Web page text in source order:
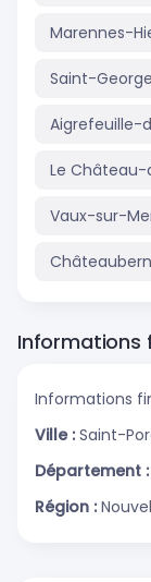
Marennes-
Saint-
Aigrefeuille-
Le Château-
Vaux-sur-
Informations
Informations
Ville : Saint-
Département :
Région :